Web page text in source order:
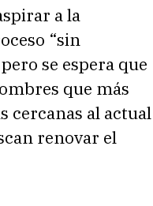
a la
“sin
se espera que
que más
cercanas al actual
renovar el